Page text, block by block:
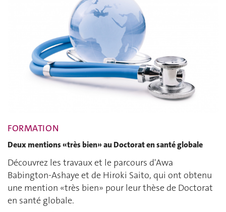
FORMATION
Deux mentions «très bien» au Doctorat en santé globale
Découvrez les travaux et le parcours d'Awa
Babington-Ashaye et de Hiroki Saito, qui ont obtenu
une mention «très bien» pour leur thèse de Doctorat
en santé globale.